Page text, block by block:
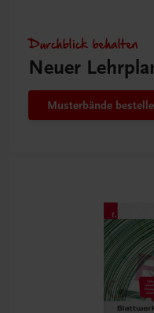
Durchblick behalten
Neuer
Musterbände